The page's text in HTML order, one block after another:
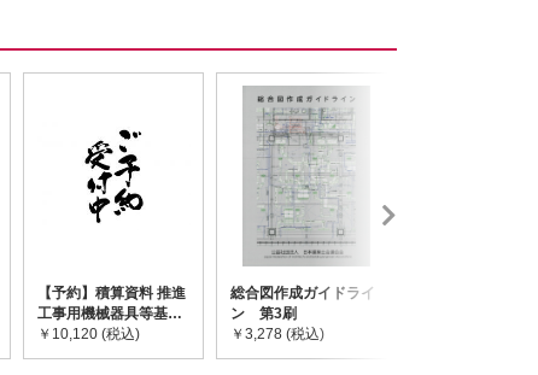
【予約】積算資料 推進
工事用機械器具等基礎
価格表 2026年度版
※2026/8/31発売予定
￥10,120 (税込)
総合図作成ガイドライ
ン 第3刷
￥3,278 (税込)